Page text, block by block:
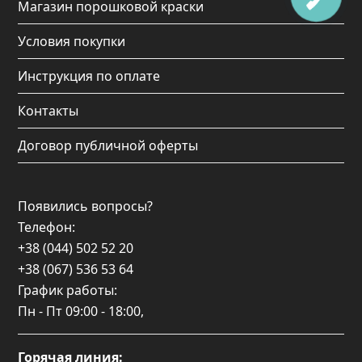
Магазин порошковой краски
Условия покупки
Инструкция по оплате
Контакты
Договор публичной оферты
Появились вопросы?
Телефон:
+38 (044) 502 52 20
+38 (067) 536 53 64
График работы:
Пн - Пт 09:00 - 18:00,
Горячая линия: